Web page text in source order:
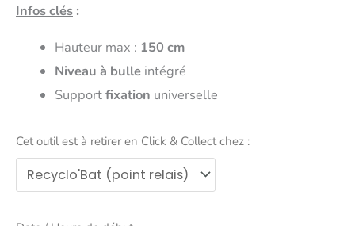
Infos clés :
Hauteur max : 150 cm
Niveau à bulle intégré
Supportfixation universelle
Cet outil est à retirer en Click & Collect chez :